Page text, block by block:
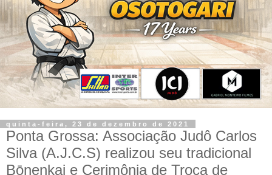
quinta-feira, 23 de dezembro de 2021
Ponta Grossa: Associação Judô Carlos
Silva (A.J.C.S) realizou seu tradicional
Bōnenkai e Cerimônia de Troca de